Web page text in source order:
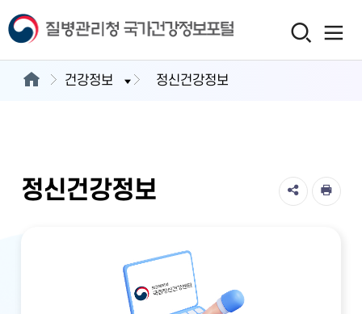
건강정보 정신건강정보
정신건강정보